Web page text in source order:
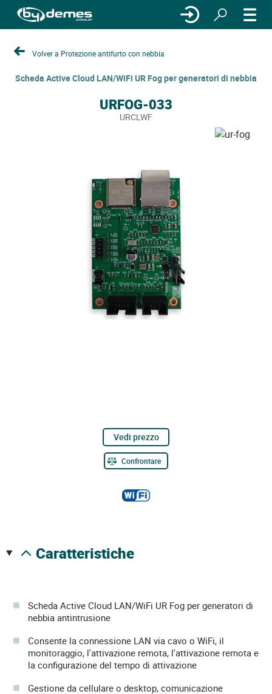
Volver a Protezione antifurto con nebbia
Scheda Active Cloud LAN/WiFi UR Fog per generatori di nebbia
URFOG-033
URCLWF
Vedi prezzo
Confrontare
caratteristiche
Scheda Active Cloud LAN/WiFi UR Fog per generatori di
nebbia antintrusione
Consente la connessione LAN via cavo o WiFi, il
monitoraggio, l'attivazione remota, l'attivazione remota e
la configurazione del tempo di attivazione
Gestione da cellulare o desktop, comunicazione